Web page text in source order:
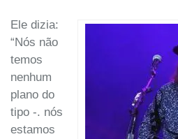
Ele dizia:
“Nós não
temos
nenhum
plano do
tipo -. nós
estamos